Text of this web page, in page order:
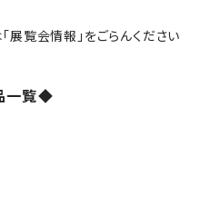
覧会情報」をごらんください
一覧◆